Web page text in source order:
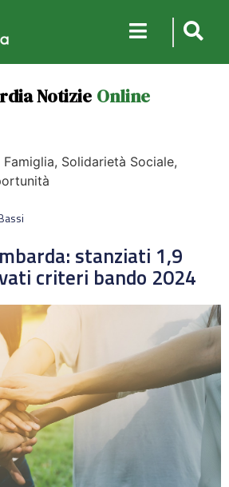
Notizie Online
Famiglia, Solidarietà Sociale,
stanziati 1,9
criteri bando 2024